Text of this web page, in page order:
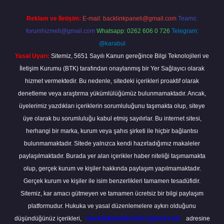
Reklam ve İletişim: E-mail: backlinkpaneli@gmail.com Teams:
forumhizmeti@gmail.com Whatsapp: 0262 606 0 726 Telegram:
@karabul
Yasal Uyarı: Sitemiz, 5651 Sayılı Kanun gereğince Bilgi Teknolojileri ve
İletişim Kurumu (BTK) tarafından onaylanmış bir Yer Sağlayıcı olarak
hizmet vermektedir. Bu nedenle, sitedeki içerikleri proaktif olarak
denetleme veya araştırma yükümlülüğümüz bulunmamaktadır. Ancak,
üyelerimiz yazdıkları içeriklerin sorumluluğunu taşımakta olup, siteye
üye olarak bu sorumluluğu kabul etmiş sayılırlar. Bu internet sitesi,
herhangi bir marka, kurum veya şahıs şirketi ile hiçbir bağlantısı
bulunmamaktadır. Sitede yalnızca kendi hazırladığımız makaleler
paylaşılmaktadır. Burada yer alan içerikler haber niteliği taşımamakta
olup, gerçek kurum ve kişiler hakkında paylaşım yapılmamaktadır.
Gerçek kurum ve kişiler ile isim benzerlikleri tamamen tesadüfidir.
Sitemiz, kar amacı gütmeyen ve tamamen ücretsiz bir bilgi paylaşım
platformudur. Hukuka ve yasal düzenlemelere aykırı olduğunu
düşündüğünüz içerikleri,
backlinkpanelicomtr@gmail.com adresine